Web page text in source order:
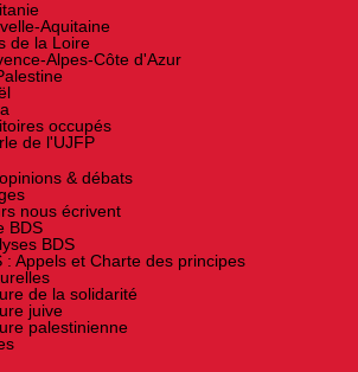
Aquitaine
de la Loire
Alpes-Côte d'Azur
occupés
de l'UJFP
& débats
nous écrivent
BDS
BDS
: Appels et Charte des principes
de la solidarité
juive
palestinienne